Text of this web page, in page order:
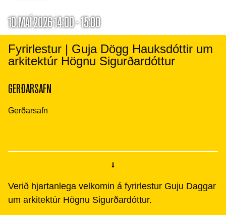
10.MAÍ 2026 14:00 - 15:00
Fyrirlestur | Guja Dögg Hauksdóttir um
arkitektúr Högnu Sigurðardóttur
GERÐARSAFN
Gerðarsafn
Verið hjartanlega velkomin á fyrirlestur Guju Daggar
um arkitektúr Högnu Sigurðardóttur.